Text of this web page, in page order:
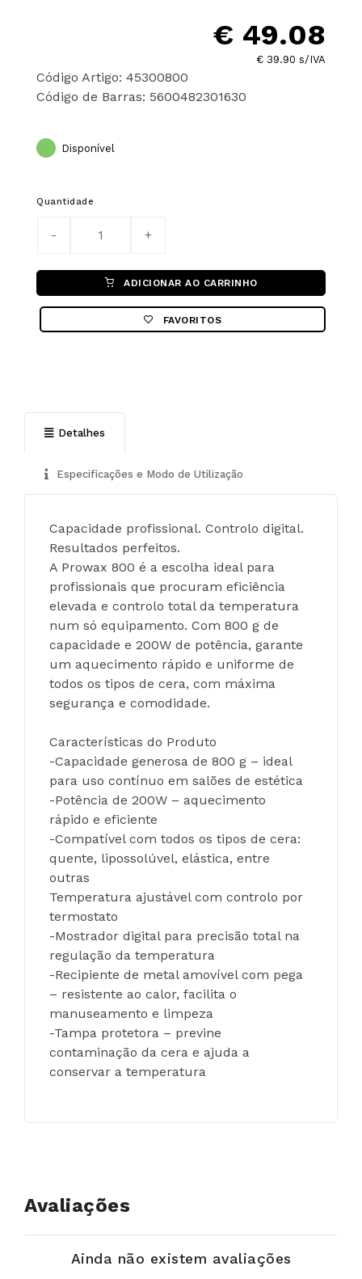
€ 49.08
€ 39.90 s/IVA
Código Artigo: 45300800
Código de Barras: 5600482301630
Disponível
Quantidade
ADICIONAR AO CARRINHO
FAVORITOS
Detalhes
Especificações e Modo de Utilização
Capacidade profissional. Controlo digital.
Resultados perfeitos.
A Prowax 800 é a escolha ideal para
profissionais que procuram eficiência
elevada e controlo total da temperatura
num só equipamento. Com 800 g de
capacidade e 200W de potência, garante
um aquecimento rápido e uniforme de
todos os tipos de cera, com máxima
segurança e comodidade.
Características do Produto
-Capacidade generosa de 800 g – ideal
para uso contínuo em salões de estética
-Potência de 200W – aquecimento
rápido e eficiente
-Compatível com todos os tipos de cera:
quente, lipossolúvel, elástica, entre
outras
Temperatura ajustável com controlo por
termostato
-Mostrador digital para precisão total na
regulação da temperatura
-Recipiente de metal amovível com pega
– resistente ao calor, facilita o
manuseamento e limpeza
-Tampa protetora – previne
contaminação da cera e ajuda a
conservar a temperatura
Avaliações
Ainda não existem avaliações